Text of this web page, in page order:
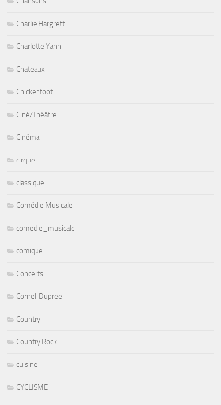
Charlie Hargrett
Charlotte Yanni
Chateaux
Chickenfoot
Ciné/Théâtre
Cinéma
cirque
classique
Comédie Musicale
comedie_musicale
comique
Concerts
Cornell Dupree
Country
Country Rock
cuisine
CYCLISME